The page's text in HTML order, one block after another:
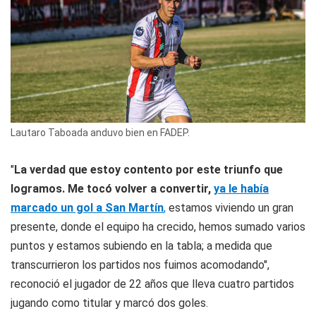
Lautaro Taboada anduvo bien en FADEP.
"La verdad que estoy contento por este triunfo que
logramos. Me tocó volver a convertir, ya le había
marcado un gol a San Martín, estamos viviendo un gran
presente, donde el equipo ha crecido, hemos sumado varios
puntos y estamos subiendo en la tabla; a medida que
transcurrieron los partidos nos fuimos acomodando",
reconoció el jugador de 22 años que lleva cuatro partidos
jugando como titular y marcó dos goles.